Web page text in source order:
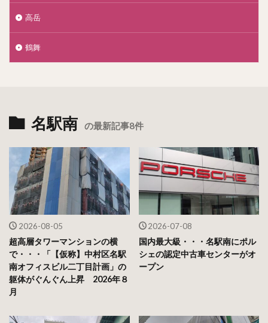
高岳
鶴舞
名駅南 の最新記事8件
2026-08-05
超高層タワーマンションの横
で・・・「【仮称】中村区名駅
南オフィスビル二丁目計画」の
躯体がぐんぐん上昇 2026年８
月
2026-07-08
国内最大級・・・名駅南にポル
シェの認定中古車センターがオ
ープン